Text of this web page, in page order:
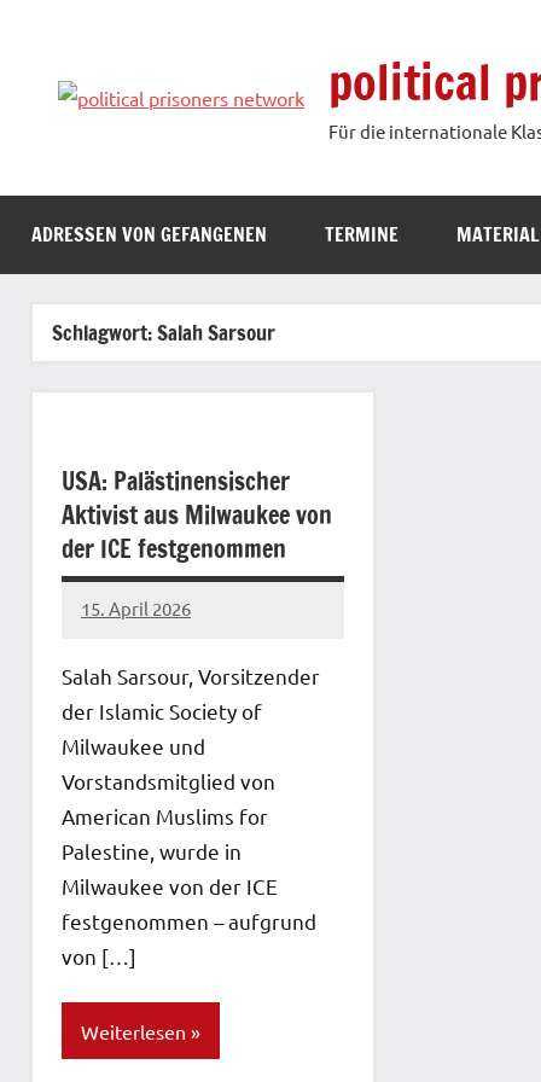
springen
political
Für die internationale
ADRESSEN VON GEFANGENEN TERMINE
Schlagwort:Salah Sarsour
USA: Palästinensischer
Aktivist aus Milwaukee von
der ICE festgenommen
15. April 2026
network
Salah Sarsour, Vorsitzender
der Islamic Society of
Milwaukee und
Vorstandsmitglied von
American Muslims for
Palestine, wurde in
Milwaukee von der ICE
festgenommen – aufgrund
von […]
Weiterlesen